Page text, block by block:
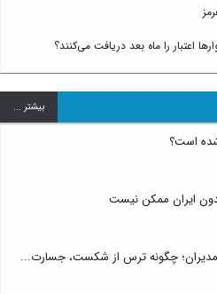
اعتبار را ماه بعد دریافت می‌کنند؟
بيشتر ...
است؟
ایران ممکن نیست
مدیران؛ چگونه ترس از شکست، جسارت...